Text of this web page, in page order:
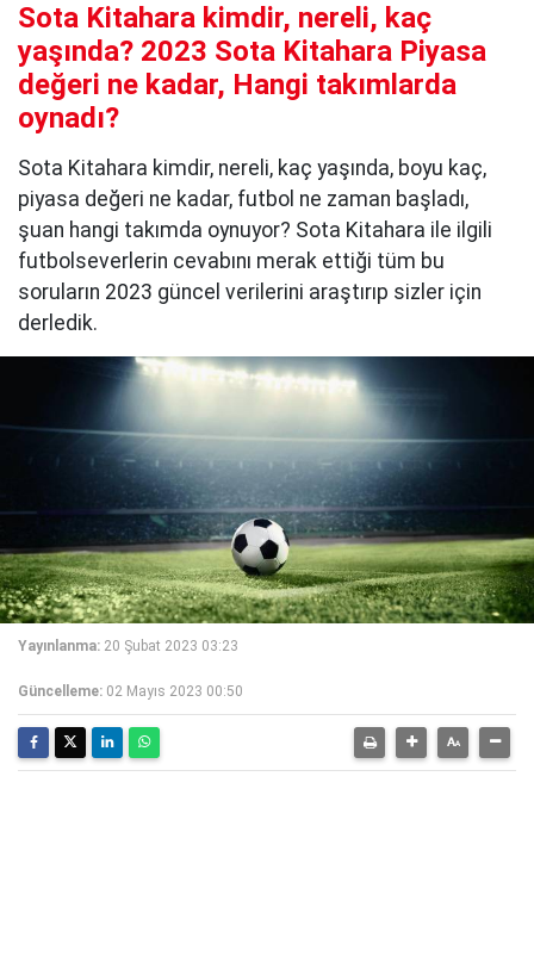
Sota Kitahara kimdir, nereli, kaç
yaşında? 2023 Sota Kitahara Piyasa
değeri ne kadar, Hangi takımlarda
oynadı?
Sota Kitahara kimdir, nereli, kaç yaşında, boyu kaç,
piyasa değeri ne kadar, futbol ne zaman başladı,
şuan hangi takımda oynuyor? Sota Kitahara ile ilgili
futbolseverlerin cevabını merak ettiği tüm bu
soruların 2023 güncel verilerini araştırıp sizler için
derledik.
Yayınlanma: 20 Şubat 2023 03:23
Güncelleme: 02 Mayıs 2023 00:50